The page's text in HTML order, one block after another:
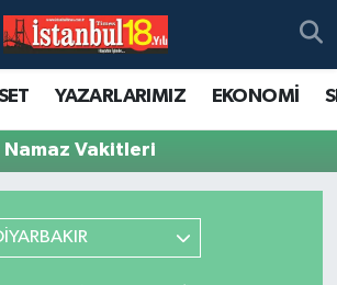
YAZARLARIMIZ EKONOMİ
Vakitleri